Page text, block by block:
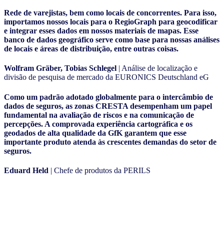
Rede de varejistas, bem como locais de concorrentes. Para isso,
importamos nossos locais para o RegioGraph para geocodificar
e integrar esses dados em nossos materiais de mapas. Esse
banco de dados geográfico serve como base para nossas análises
de locais e áreas de distribuição, entre outras coisas.
Wolfram Gräber, Tobias Schlegel | Análise de localização e
divisão de pesquisa de mercado da EURONICS Deutschland eG
Como um padrão adotado globalmente para o intercâmbio de
dados de seguros, as zonas CRESTA desempenham um papel
fundamental na avaliação de riscos e na comunicação de
percepções. A comprovada experiência cartográfica e os
geodados de alta qualidade da GfK garantem que esse
importante produto atenda às crescentes demandas do setor de
seguros.
Eduard Held | Chefe de produtos da PERILS